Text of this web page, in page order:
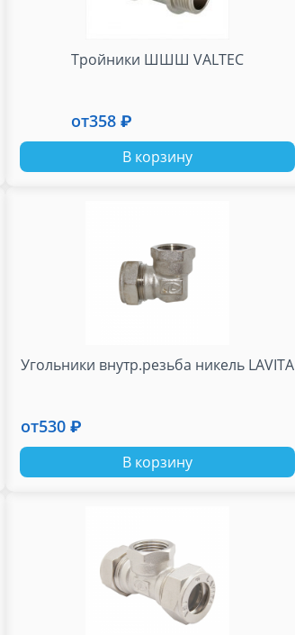
Тройники ШШШ VALTEC
от358 ₽
В корзину
Угольники внутр.резьба никель LAVITA
от530 ₽
В корзину